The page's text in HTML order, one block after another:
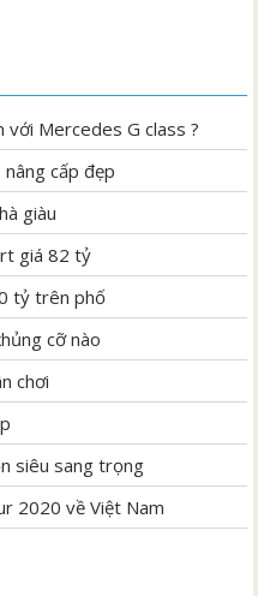
Mercedes G class ?
cấp đẹp
giàu
giá 82 tỷ
tỷ trên phố
cỡ nào
chơi
siêu sang trọng
2020 về Việt Nam